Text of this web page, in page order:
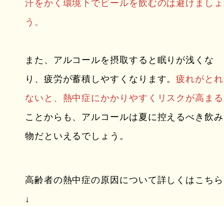
汗をかく環境下でビールを飲むのは避けましょ
う。
また、アルコールを摂取すると眠りが浅くな
り、疲労が蓄積しやすくなります。疲れがとれ
ないと、熱中症にかかりやすくリスクが高まる
ことからも、アルコールは夏に控えるべき飲み
物だといえるでしょう。
高齢者の熱中症の原因について詳しくはこちら
↓